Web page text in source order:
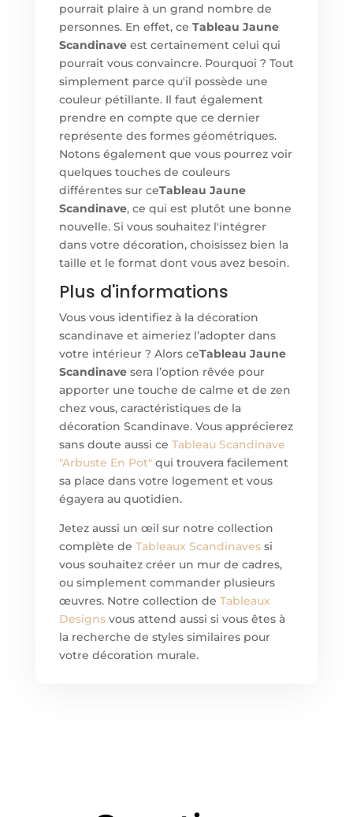
pourrait plaire à un grand nombre de
personnes. En effet, ce Tableau Jaune
Scandinaveest certainement celui qui
pourrait vous convaincre. Pourquoi ? Tout
simplement parce qu'il possède une
couleur pétillante. Il faut également
prendre en compte que ce dernier
représente des formes géométriques.
Notons également que vous pourrez voir
quelques touches de couleurs
différentes sur ceTableau Jaune
Scandinave, ce qui est plutôt une bonne
nouvelle. Si vous souhaitez l'intégrer
dans votre décoration, choisissez bien la
taille et le format dont vous avez besoin.
Plus d'informations
Vous vous identifiez à la décoration
scandinave et aimeriez l’adopter dans
votre intérieur ? Alors ceTableau Jaune
Scandinavesera l’option rêvée pour
apporter une touche de calme et de zen
chez vous, caractéristiques de la
décoration Scandinave. Vous apprécierez
sans doute aussi ce Tableau Scandinave
"Arbuste En Pot"qui trouvera facilement
sa place dans votre logement et vous
égayera au quotidien.
Jetez aussi un œil sur notre collection
complète de Tableaux Scandinavessi
vous souhaitez créer un mur de cadres,
ou simplement commander plusieurs
œuvres. Notre collection de Tableaux
Designsvous attend aussi si vous êtes à
la recherche de styles similaires pour
votre décoration murale.